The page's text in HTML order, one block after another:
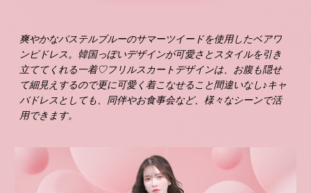
爽やかなパステルブルーのサマーツイードを使用したベアワ
ンピドレス。韓国っぽいデザインが可愛さとスタイルを引き
立ててくれる一着♡フリルスカートデザインは、お腹も隠せ
て細見えするので更に可愛く着こなせること間違いなし♪キャ
バドレスとしても、同伴やお食事会など、様々なシーンで活
用できます。